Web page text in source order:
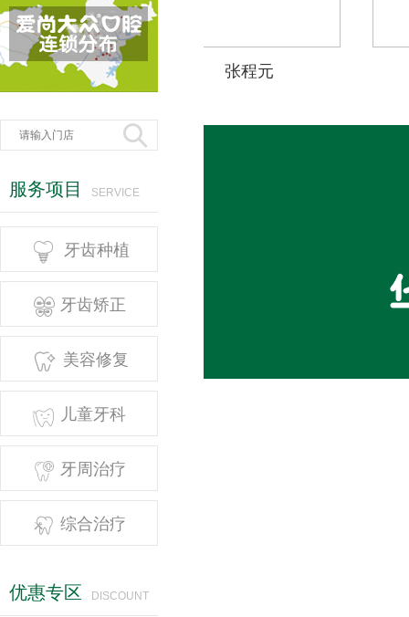

服务项目 SERVICE
 牙齿种植
 牙齿矫正
 美容修复
 儿童牙科
 牙周治疗
 综合治疗
优惠专区 DISCOUNT
群 张程元